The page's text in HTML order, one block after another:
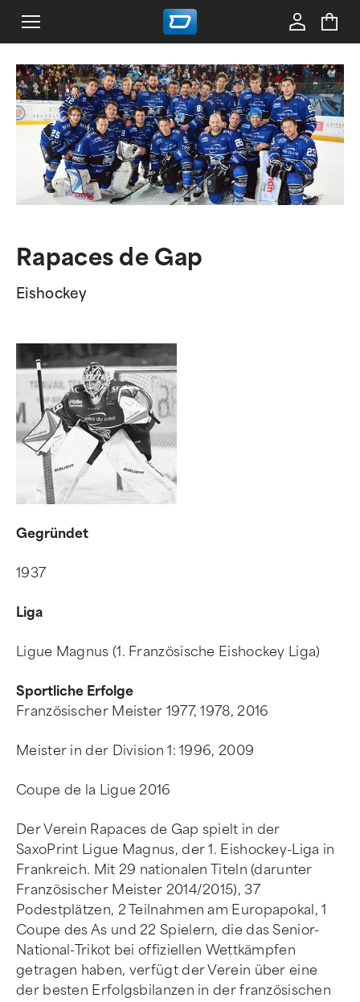
Rapaces de Gap
Eishockey
Gegründet
1937
Liga
Ligue Magnus (1. Französische Eishockey Liga)
Sportliche Erfolge
Französischer Meister 1977, 1978, 2016
Meister in der Division 1: 1996, 2009
Coupe de la Ligue 2016
Der Verein Rapaces de Gap spielt in der
SaxoPrint Ligue Magnus, der 1. Eishockey-Liga in
Frankreich. Mit 29 nationalen Titeln (darunter
Französischer Meister 2014/2015), 37
Podestplätzen, 2 Teilnahmen am Europapokal, 1
Coupe des As und 22 Spielern, die das Senior-
National-Trikot bei offiziellen Wettkämpfen
getragen haben, verfügt der Verein über eine
der besten Erfolgsbilanzen in der französischen